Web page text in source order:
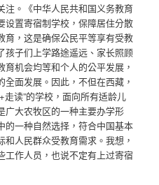
注。《中华人民共和国义务教育
设置寄宿制学校，保障居住分散
育，这是确保公民平等享有受教
孩子们上学路途遥远、家长照顾
机会均等和个人的公平发展，
面发展。因此，不但在西藏，
读”的学校，面向所有适龄儿
广大农牧区的一种主要办学形
的一种自然选择，符合中国基本
人民群众受教育需求。我想，
工作人员，也说不定有上过寄宿